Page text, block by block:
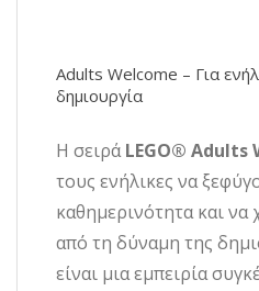
Adults Welcome – Για
δημιουργία
Η σειράLEGO® Adults
τους ενήλικες να
καθημερινότητα και
από τη δύναμη της
είναι μια εμπειρία